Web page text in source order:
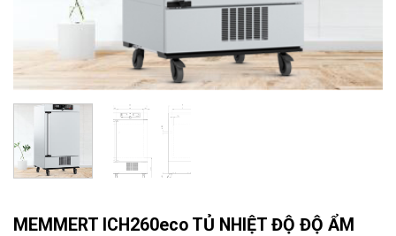
MEMMERT ICH260eco TỦ NHIỆT ĐỘ ĐỘ ẨM